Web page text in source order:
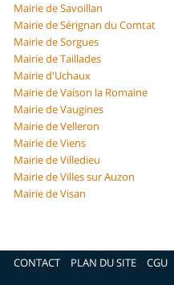
Mairie de Savoillan
Mairie de Sérignan du Comtat
Mairie de Sorgues
Mairie de Taillades
Mairie d'Uchaux
Mairie de Vaison la Romaine
Mairie de Vaugines
Mairie de Velleron
Mairie de Viens
Mairie de Villedieu
Mairie de Villes sur Auzon
Mairie de Visan
CONTACT PLAN DU SITE CGU